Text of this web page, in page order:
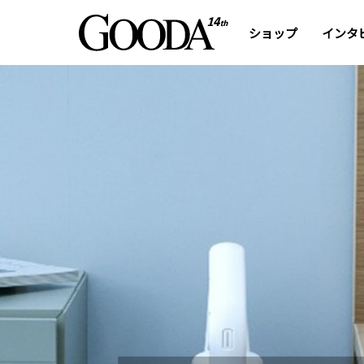
ショップ インタ
人々の日々の暮らしを
より健康で豊かなもの